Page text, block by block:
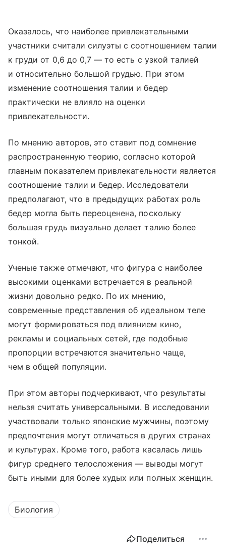
Оказалось, что наиболее привлекательными
участники считали силуэты с соотношением талии
к груди от 0,6 до 0,7 — то есть с узкой талией
и относительно большой грудью. При этом
изменение соотношения талии и бедер
практически не влияло на оценки
привлекательности.
По мнению авторов, это ставит под сомнение
распространенную теорию, согласно которой
главным показателем привлекательности является
соотношение талии и бедер. Исследователи
предполагают, что в предыдущих работах роль
бедер могла быть переоценена, поскольку
большая грудь визуально делает талию более
тонкой.
Ученые также отмечают, что фигура с наиболее
высокими оценками встречается в реальной
жизни довольно редко. По их мнению,
современные представления об идеальном теле
могут формироваться под влиянием кино,
рекламы и социальных сетей, где подобные
пропорции встречаются значительно чаще,
чем в общей популяции.
При этом авторы подчеркивают, что результаты
нельзя считать универсальными. В исследовании
участвовали только японские мужчины, поэтому
предпочтения могут отличаться в других странах
и культурах. Кроме того, работа касалась лишь
фигур среднего телосложения — выводы могут
быть иными для более худых или полных женщин.
Биология
Поделиться